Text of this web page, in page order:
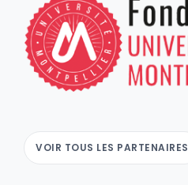
VOIR TOUS LES PARTENAIRES